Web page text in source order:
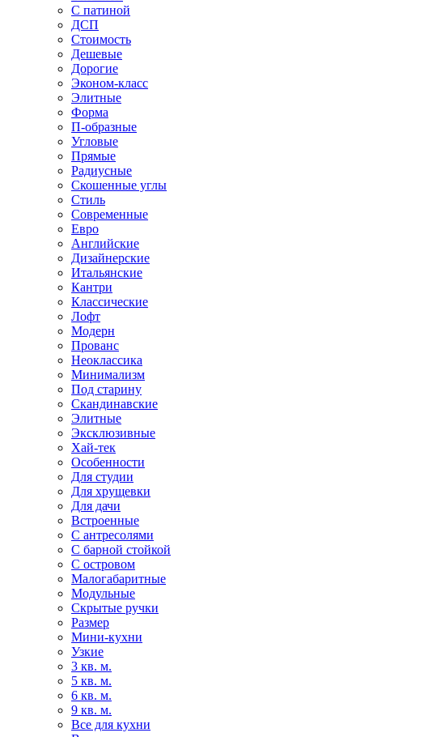
С патиной
ДСП
Стоимость
Дешевые
Дорогие
Эконом-класс
Элитные
Форма
П-образные
Угловые
Прямые
Радиусные
Скошенные углы
Стиль
Современные
Евро
Английские
Дизайнерские
Итальянские
Кантри
Классические
Лофт
Модерн
Прованс
Неоклассика
Минимализм
Под старину
Скандинавские
Элитные
Эксклюзивные
Хай-тек
Особенности
Для студии
Для хрущевки
Для дачи
Встроенные
С антресолями
С барной стойкой
С островом
Малогабаритные
Модульные
Скрытые ручки
Размер
Мини-кухни
Узкие
3 кв. м.
5 кв. м.
6 кв. м.
9 кв. м.
Все для кухни